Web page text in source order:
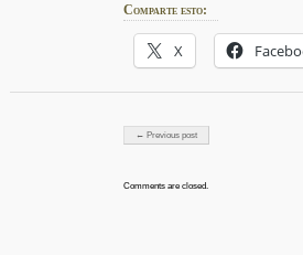
Comparte esto:
X
Post navigation
← Previous post
Comments are closed.